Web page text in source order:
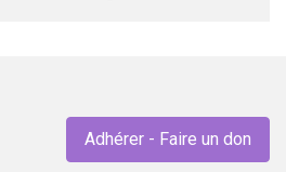
Adhérer - Faire un don